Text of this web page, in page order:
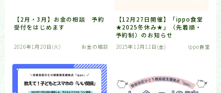
【2月・3月】お金の相談 予約
受付をはじめます
2026年1月20日(火) お金の相談
【12月27日開催】「ippo食堂
★2025冬休み★」（先着順・
予約制）のお知らせ
2025年12月12日(金) ippo食堂